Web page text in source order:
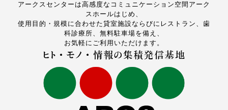
アークスセンターは高感度なコミュニケーション空間アーク
スホールはじめ、
使用目的・規模に合わせた貸室施設ならびにレストラン、歯
科診療所、無料駐車場を備え、
お気軽にご利用いただけます。